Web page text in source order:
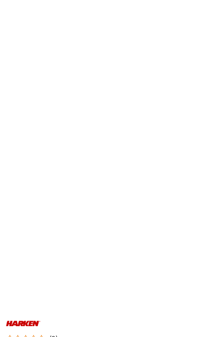
NAZWA
PRODUCENTA:
HARKEN